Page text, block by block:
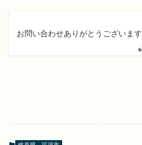
お問い合わせありがとうございます